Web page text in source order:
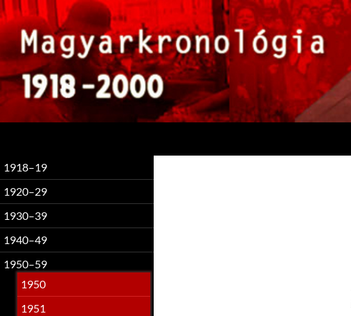
1918–19
1920–29
1930–39
1940–49
1950–59
1950
1951